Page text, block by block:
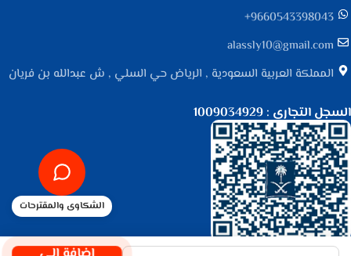
9660543398043⁩+
alassly10@gmail.com
المملكة العربية السعودية , الرياض حي السلي , ش عبدالله بن فريان
السجل التجاري : 1009034929
جميع الحقوق محفوظة لـمتجر الأصلي© 2025.
الشكاوى والمقترحات